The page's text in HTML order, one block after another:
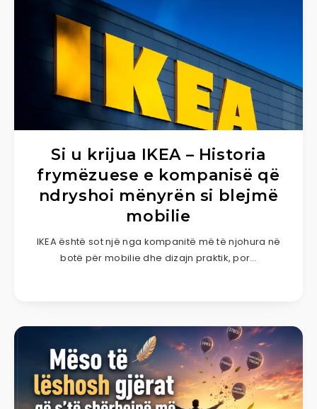
Si u krijua IKEA – Historia
frymëzuese e kompanisë që
ndryshoi mënyrën si blejmë
mobilie
IKEA është sot një nga kompanitë më të njohura në
botë për mobilie dhe dizajn praktik, por…